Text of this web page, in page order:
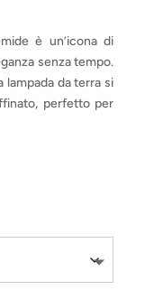
da
€ 556,32
a
€ 1
è un’icona di
senza tempo.
lampada da terra si
perfetto per